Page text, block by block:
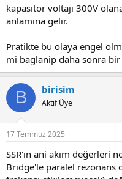
kapasitor voltaji 300V
anlamina gelir.
Pratikte bu olaya engel
mi baglanip daha sonra
B birisim
Aktif Üye
17 Temmuz 2025
SSR'ın ani akım değerleri
Bridge'le paralel rezonans